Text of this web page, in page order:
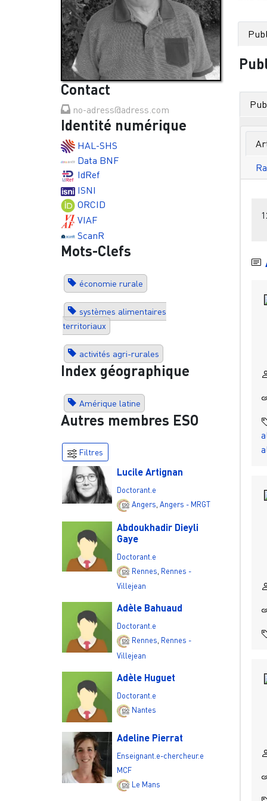
Contact
no-adress@adress.com
Identité numérique
HAL-SHS
Data BNF
IdRef
ISNI
ORCID
VIAF
ScanR
Mots-Clefs
économie rurale
systèmes alimentaires
territoriaux
activités agri-rurales
Index géographique
Amérique latine
Autres membres ESO
Filtres
Lucile Artignan
Doctorant.e
Angers ,Angers - MRGT
Abdoukhadir Dieyli
Gaye
Doctorant.e
Rennes Rennes -
Villejean
Adèle Bahuaud
Doctorant.e
Rennes, Rennes -
Villejean
Adèle Huguet
Doctorant.e
Nantes
Adeline Pierrat
Enseignant.e-chercheur.e
MCF
Le Mans